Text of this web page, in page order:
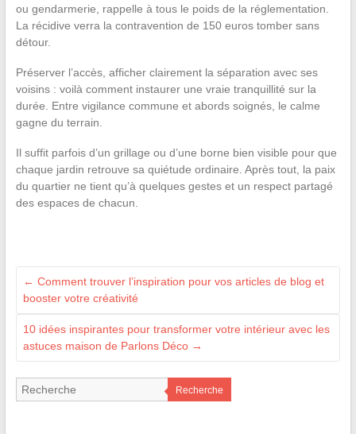
ou gendarmerie, rappelle à tous le poids de la réglementation.
La récidive verra la contravention de 150 euros tomber sans
détour.
Préserver l’accès, afficher clairement la séparation avec ses
voisins : voilà comment instaurer une vraie tranquillité sur la
durée. Entre vigilance commune et abords soignés, le calme
gagne du terrain.
Il suffit parfois d’un grillage ou d’une borne bien visible pour que
chaque jardin retrouve sa quiétude ordinaire. Après tout, la paix
du quartier ne tient qu’à quelques gestes et un respect partagé
des espaces de chacun.
← Comment trouver l’inspiration pour vos articles de blog et
booster votre créativité
10 idées inspirantes pour transformer votre intérieur avec les
astuces maison de Parlons Déco →
Recherche